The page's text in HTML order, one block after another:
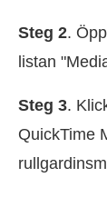
Steg 2.
listan
Steg 3.
QuickTime